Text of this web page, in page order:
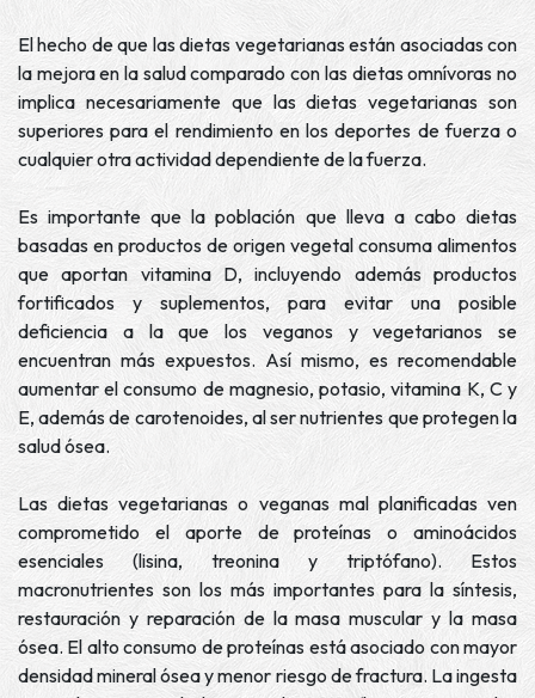
El hecho de que las dietas vegetarianas están asociadas con
la mejora en la salud comparado con las dietas omnívoras no
implica necesariamente que las dietas vegetarianas son
superiores para el rendimiento en los deportes de fuerza o
cualquier otra actividad dependiente de la fuerza.
Es importante que la población que lleva a cabo dietas
basadas en productos de origen vegetal consuma alimentos
que aportan vitamina D, incluyendo además productos
fortificados y suplementos, para evitar una posible
deficiencia a la que los veganos y vegetarianos se
encuentran más expuestos. Así mismo, es recomendable
aumentar el consumo de magnesio, potasio, vitamina K, C y
E, además de carotenoides, al ser nutrientes que protegen la
salud ósea.
Las dietas vegetarianas o veganas mal planificadas ven
comprometido el aporte de proteínas o aminoácidos
esenciales (lisina, treonina y triptófano). Estos
macronutrientes son los más importantes para la síntesis,
restauración y reparación de la masa muscular y la masa
ósea. El alto consumo de proteínas está asociado con mayor
densidad mineral ósea y menor riesgo de fractura. La ingesta